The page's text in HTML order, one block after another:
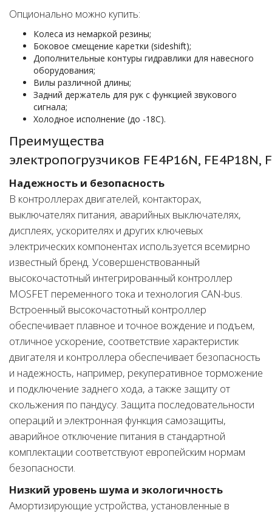
Опционально можно купить:
Колеса из немаркой резины;
Боковое смещение каретки (sideshift);
Дополнительные контуры гидравлики для навесного
оборудования;
Вилы различной длины;
Задний держатель для рук с функцией звукового
сигнала;
Холодное исполнение (до -18С).
Преимущества
электропогрузчиков FE4P16N, FE4P18N,
Надежность и безопасность
В контроллерах двигателей, контакторах,
выключателях питания, аварийных выключателях,
дисплеях, ускорителях и других ключевых
электрических компонентах используется всемирно
известный бренд. Усовершенствованный
высокочастотный интегрированный контроллер
MOSFET переменного тока и технология CAN-bus.
Встроенный высокочастотный контроллер
обеспечивает плавное и точное вождение и подъем,
отличное ускорение, соответствие характеристик
двигателя и контроллера обеспечивает безопасность
и надежность, например, рекуперативное торможение
и подключение заднего хода, а также защиту от
скольжения по пандусу. Защита последовательности
операций и электронная функция самозащиты,
аварийное отключение питания в стандартной
комплектации соответствуют европейским нормам
безопасности.
Низкий уровень шума и экологичность
Амортизирующие устройства, установленные в